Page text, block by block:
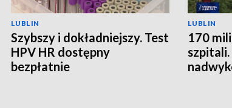
LUBLIN
Szybszy i dokładniejszy. Test
HPV HR dostępny
bezpłatnie
LUBLIN
170
szpitali.